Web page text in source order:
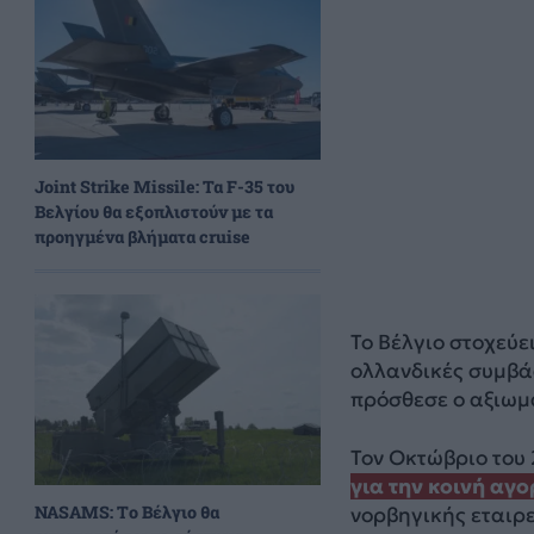
Joint Strike Missile: Τα F-35 του
Βελγίου θα εξοπλιστούν με τα
προηγμένα βλήματα cruise
NASAMS: Το Βέλγιο θα
Το Βέλγιο
ολλανδικές
πρόσθεσε ο
Τον Οκτώβριο του
για την κοινή
νορβηγικής